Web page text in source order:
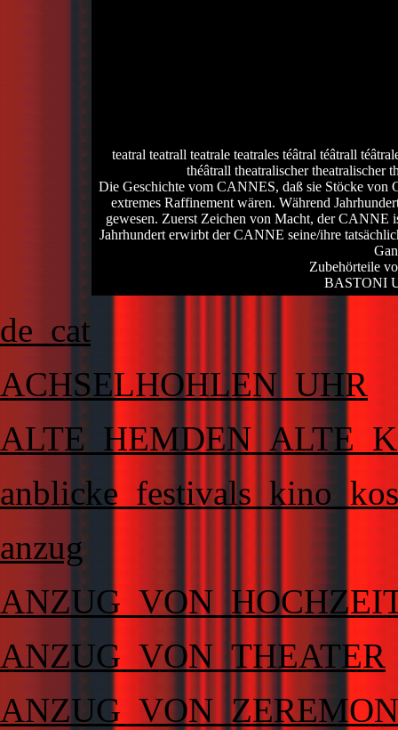
teatral teatrall teatrale teatrales téâtral téâtrall
théâtrall theatralischer theatralischer
Die Geschichte vom CANNES, daß sie Stöcke
extremes Raffinement wären. Während
gewesen. Zuerst Zeichen von Macht, der
Jahrhundert erwirbt der CANNE seine/ihre
Zubehörteile
BASTONI
de_cat
ACHSELHOHLEN_UHR
anzug
ANZUG_VON_THEATER